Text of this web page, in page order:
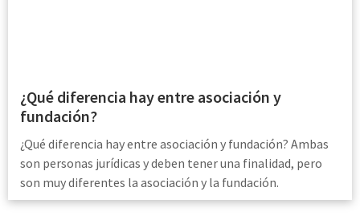
¿Qué diferencia hay entre asociación y
fundación?
¿Qué diferencia hay entre asociación y fundación? Ambas
son personas jurídicas y deben tener una finalidad, pero
son muy diferentes la asociación y la fundación.